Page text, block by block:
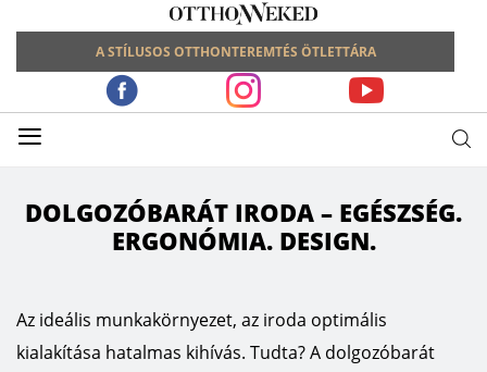
A STÍLUSOS OTTHONTEREMTÉS ÖTLETTÁRA
≡
DOLGOZÓBARÁT IRODA – EGÉSZSÉG.
ERGONÓMIA. DESIGN.
Az ideális munkakörnyezet, az iroda optimális
kialakítása hatalmas kihívás. Tudta? A dolgozóbarát